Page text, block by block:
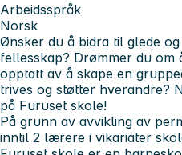
Arbeidsspråk
Norsk
Ønsker du å bidra til glede
fellesskap? Drømmer du om
opptatt av å skape en
trives og støtter hverandre?
på Furuset skole!
På grunn av avvikling av
inntil 2 lærere i vikariater